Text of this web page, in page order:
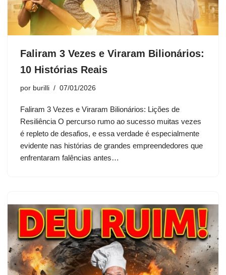
Faliram 3 Vezes e Viraram Bilionários:
10 Histórias Reais
por burilli 07/01/2026
Faliram 3 Vezes e Viraram Bilionários: Lições de
Resiliência O percurso rumo ao sucesso muitas vezes
é repleto de desafios, e essa verdade é especialmente
evidente nas histórias de grandes empreendedores que
enfrentaram falências antes…